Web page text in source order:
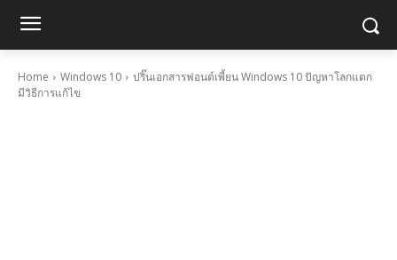
Home Windows 10
ปริ๊นเอกสารฟอนต์เพี้ยน Windows 10 ปัญหาโลกแตก
มีวิธีการแก้ไข